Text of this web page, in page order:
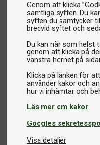
Genom att klicka
samtliga syften. Du
syften du samtycker
bredvid syftet och
Du kan när som helst
genom att klicka på
vänstra hörnet på
Klicka på länken för
använder kakor och
Läs mer om kakor
Googles
Visa detaljer